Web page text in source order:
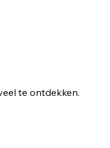
te ontdekken.